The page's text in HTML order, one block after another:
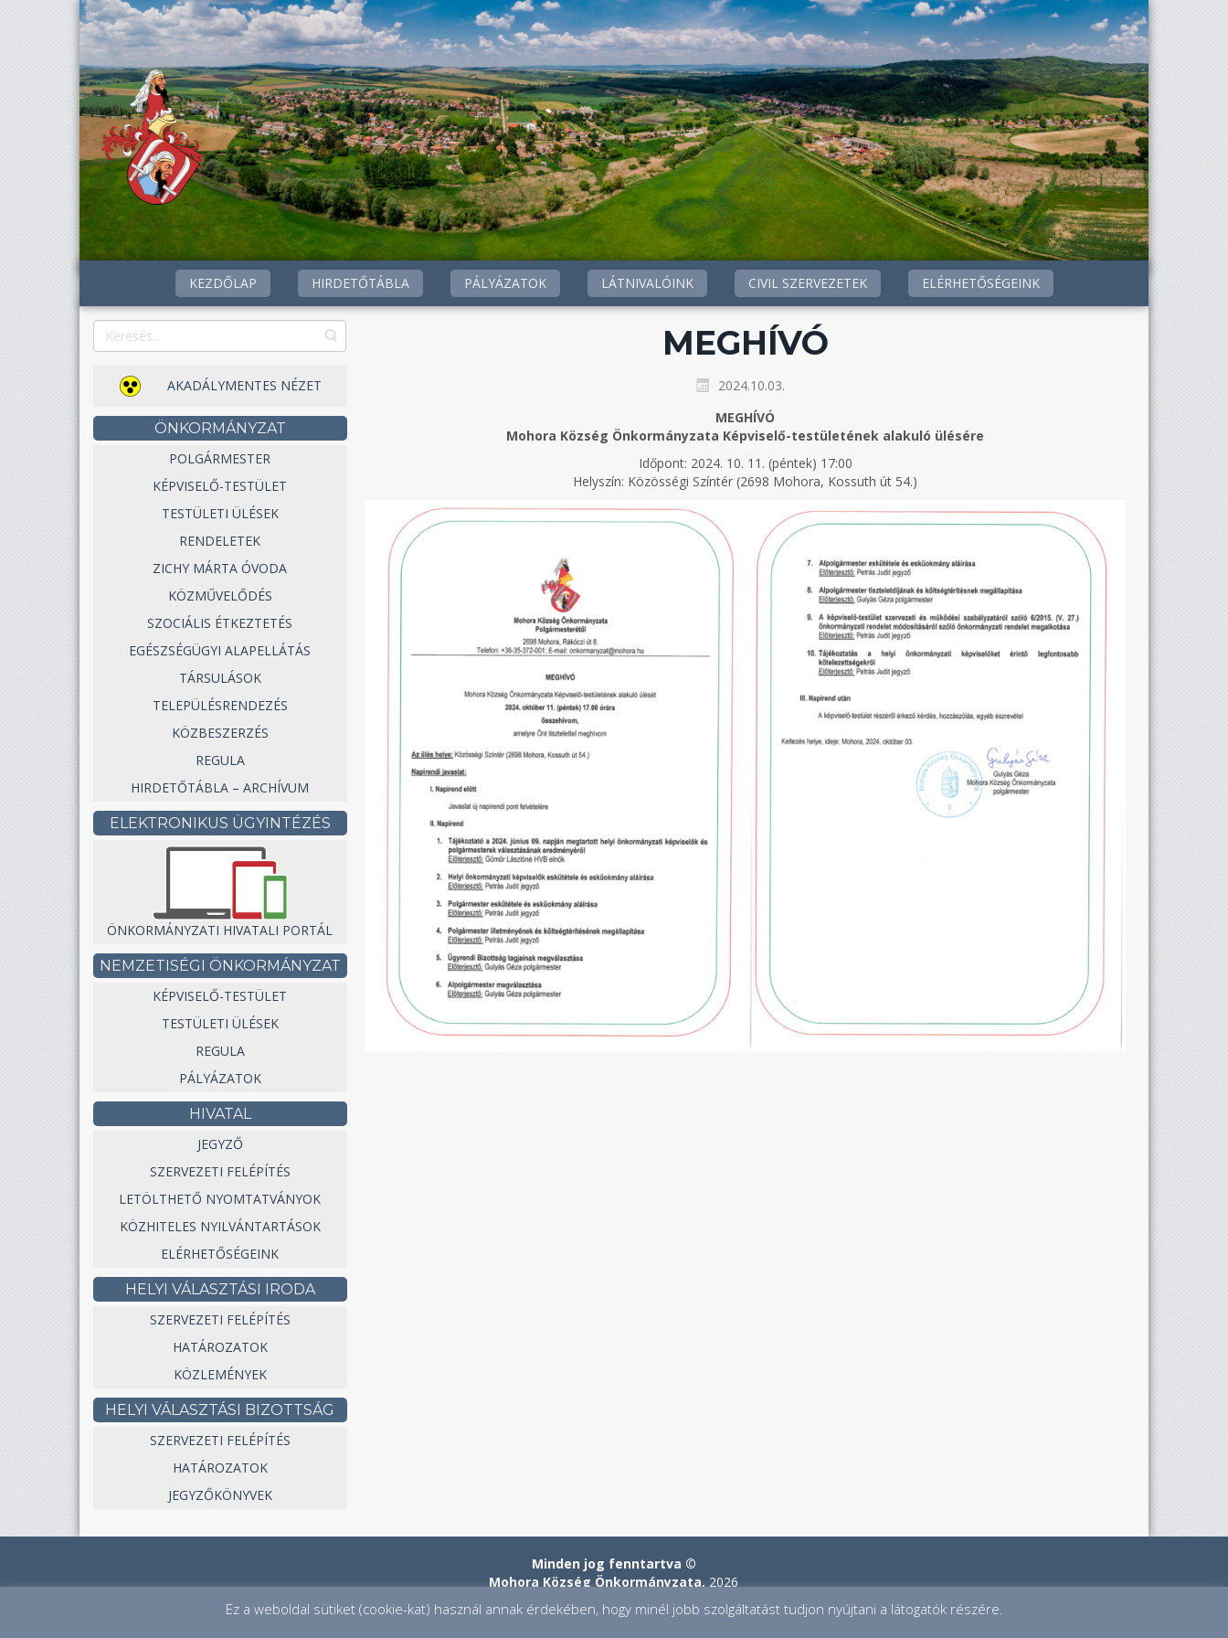
KEZDŐLAP HIRDETŐTÁBLA PÁLYÁZATOK LÁTNIVALÓINK CIVIL SZERVEZETEK ELÉRHETŐSÉGEINK
AKADÁLYMENTES NÉZET
ÖNKORMÁNYZAT
POLGÁRMESTER
KÉPVISELŐ-TESTÜLET
TESTÜLETI ÜLÉSEK
RENDELETEK
ZICHY MÁRTA ÓVODA
KÖZMŰVELŐDÉS
SZOCIÁLIS ÉTKEZTETÉS
EGÉSZSÉGÜGYI ALAPELLÁTÁS
TÁRSULÁSOK
TELEPÜLÉSRENDEZÉS
KÖZBESZERZÉS
REGULA
HIRDETŐTÁBLA – ARCHÍVUM
ELEKTRONIKUS ÜGYINTÉZÉS
ÖNKORMÁNYZATI HIVATALI PORTÁL
NEMZETISÉGI ÖNKORMÁNYZAT
KÉPVISELŐ-TESTÜLET
TESTÜLETI ÜLÉSEK
REGULA
PÁLYÁZATOK
HIVATAL
JEGYZŐ
SZERVEZETI FELÉPÍTÉS
LETÖLTHETŐ NYOMTATVÁNYOK
KÖZHITELES NYILVÁNTARTÁSOK
ELÉRHETŐSÉGEINK
HELYI VÁLASZTÁSI IRODA
SZERVEZETI FELÉPÍTÉS
HATÁROZATOK
KÖZLEMÉNYEK
HELYI VÁLASZTÁSI BIZOTTSÁG
SZERVEZETI FELÉPÍTÉS
HATÁROZATOK
JEGYZŐKÖNYVEK
MEGHÍVÓ
2024.10.03.
MEGHÍVÓ
Mohora Község Önkormányzata Képviselő-testületének alakuló ülésére
Időpont: 2024. 10. 11. (péntek) 17:00
Helyszín: Közösségi Színtér (2698 Mohora, Kossuth út 54.)
Minden jog fenntartva ©
Mohora Község Önkormányzata, 2026
ADATKEZELÉSI TÁJÉKOZTATÓ
Ez a weboldal sütiket (cookie-kat) használ annak érdekében, hogy minél jobb szolgáltatást tudjon nyújtani a látogatók részére.